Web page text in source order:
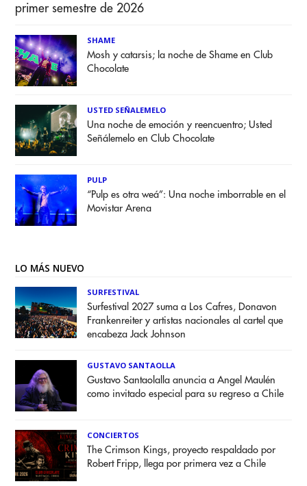
primer semestre de 2026
SHAME
Mosh y catarsis; la noche de Shame en Club
Chocolate
USTED SEÑALEMELO
Una noche de emoción y reencuentro; Usted
Señálemelo en Club Chocolate
PULP
“Pulp es otra weá”: Una noche imborrable en el
Movistar Arena
LO MÁS NUEVO
SURFESTIVAL
Surfestival 2027 suma a Los Cafres, Donavon
Frankenreiter y artistas nacionales al cartel que
encabeza Jack Johnson
GUSTAVO SANTAOLLA
Gustavo Santaolalla anuncia a Angel Maulén
como invitado especial para su regreso a Chile
CONCIERTOS
The Crimson Kings, proyecto respaldado por
Robert Fripp, llega por primera vez a Chile